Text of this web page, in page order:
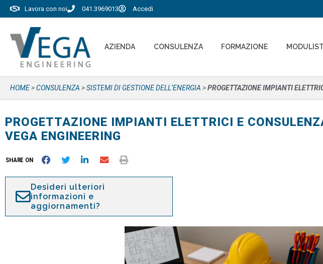
Lavora con noi 041.3969013 Accedi
AZIENDA CONSULENZA FORMAZIONE
HOME>CONSULENZA >SISTEMI DI GESTIONE DELL’ENERGIA >PROGETTAZIONE IMPIANTI
PROGETTAZIONE IMPIANTI ELETTRICI E
VEGA ENGINEERING
SHARE ON
Desideri ulteriori
informazioni e
aggiornamenti?